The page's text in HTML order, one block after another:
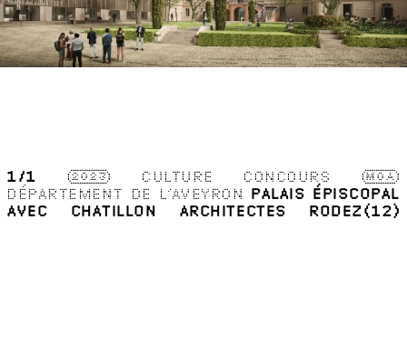
1 /1 2023 CULTURE CONCOURS
MOA
DÉPARTEMENT DE L’AVEYRON PALAIS ÉPISCOPAL
AVEC CHATILLON ARCHITECTES
RODEZ(12)